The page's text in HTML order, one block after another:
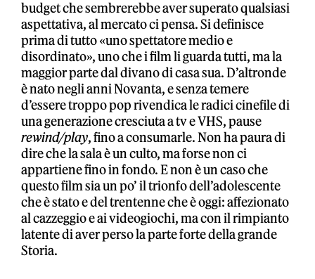
budget che sembrerebbe aver superato qualsiasi
aspettativa, al mercato ci pensa. Si definisce
prima di tutto «uno spettatore medio e
disordinato», uno che i film li guarda tutti, ma la
maggior parte dal divano di casa sua. D’altronde
è nato negli anni Novanta, e senza temere
d’essere troppo pop rivendica le radici cinefile di
una generazione cresciuta a tv e VHS, pause
rewind/play, fino a consumarle. Non ha paura di
dire che la sala è un culto, ma forse non ci
appartiene fino in fondo. E non è un caso che
questo film sia un po’ il trionfo dell’adolescente
che è stato e del trentenne che è oggi: affezionato
al cazzeggio e ai videogiochi, ma con il rimpianto
latente di aver perso la parte forte della grande
Storia.